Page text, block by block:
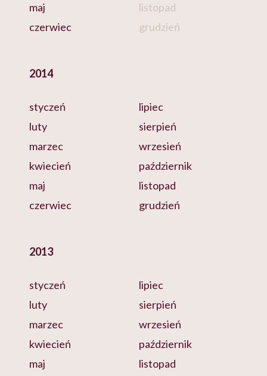
maj
czerwiec
listopad
grudzień
2014
styczeń
luty
marzec
kwiecień
maj
czerwiec
lipiec
sierpień
wrzesień
październik
listopad
grudzień
2013
styczeń
luty
marzec
kwiecień
maj
lipiec
sierpień
wrzesień
październik
listopad